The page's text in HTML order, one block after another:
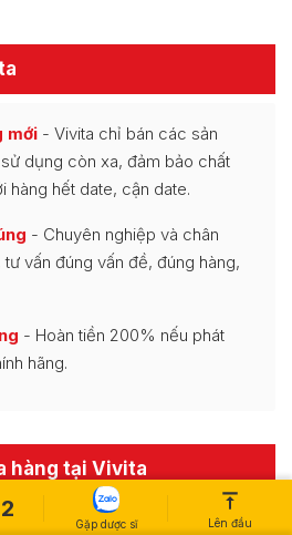
mới - Vivita chỉ bán các sản
dụng còn xa, đảm bảo chất
hàng hết date, cận date.
- Chuyên nghiệp và chân
vấn đúng vấn đề, đúng hàng,
- Hoàn tiền 200% nếu phát
hãng.
hàng tại Vivita
Gặp dược sĩ Lên đầu